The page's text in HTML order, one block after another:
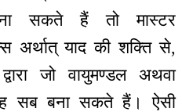
सकते हैं तो मास्टर
अर्थात् याद की शक्ति से,
जो वायुमण्डल अथवा
सब बना सकते हैं। ऐसी